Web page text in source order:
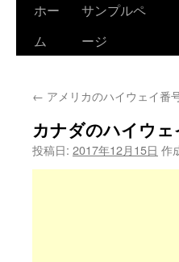
ホー
ム
サンプルペ
ージ
← アメリカのハイウェイ番
カナダのハイウェ
投稿日: 2017年12月15日 作